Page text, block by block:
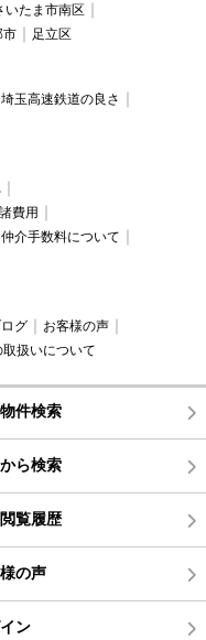
いたま市南区
市 足立区
埼玉高速鉄道の良さ
費用
仲介手数料について
グ
お客様の声
扱いについて
件検索
ら検索
覧履歴
の声
ン